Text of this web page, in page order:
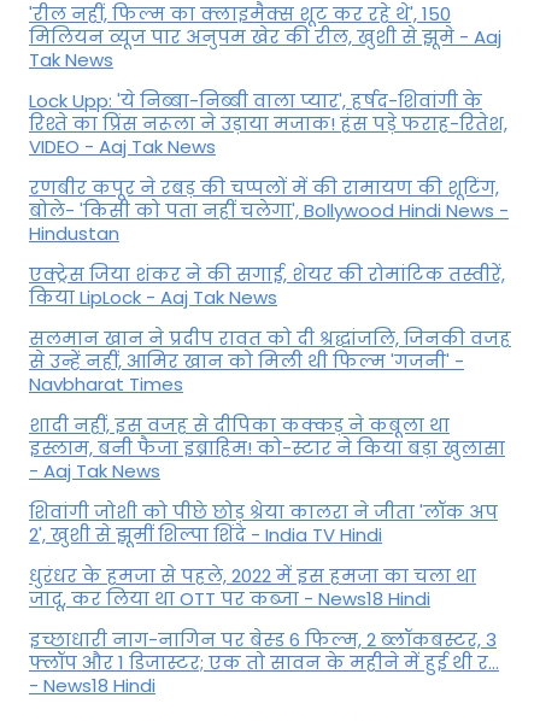
'रील नहीं, फिल्म का क्लाइमैक्स शूट कर रहे थे', 150
मिलियन व्यूज पार अनुपम खेर की रील, खुशी से झूमे - Aaj
Tak News
Lock Upp: 'ये निब्बा-निब्बी वाला प्यार', हर्षद-शिवांगी के
रिश्ते का प्रिंस नरूला ने उड़ाया मजाक! हंस पड़े फराह-रितेश,
VIDEO - Aaj Tak News
रणबीर कपूर ने रबड़ की चप्पलों में की रामायण की शूटिंग,
बोले- 'किसी को पता नहीं चलेगा', Bollywood Hindi News -
Hindustan
एक्ट्रेस जिया शंकर ने की सगाई, शेयर की रोमांटिक तस्वीरें,
किया LipLock - Aaj Tak News
सलमान खान ने प्रदीप रावत को दी श्रद्धांजलि, जिनकी वजह
से उन्हें नहीं, आमिर खान को मिली थी फिल्म 'गजनी' -
Navbharat Times
शादी नहीं, इस वजह से दीपिका कक्कड़ ने कबूला था
इस्लाम, बनी फैजा इब्राहिम! को-स्टार ने किया बड़ा खुलासा
- Aaj Tak News
शिवांगी जोशी को पीछे छोड़ श्रेया कालरा ने जीता 'लॉक अप
2', खुशी से झूमीं शिल्पा शिंदे - India TV Hindi
धुरंधर के हमजा से पहले, 2022 में इस हमजा का चला था
जादू, कर लिया था OTT पर कब्जा - News18 Hindi
इच्छाधारी नाग-नागिन पर बेस्ड 6 फिल्म, 2 ब्लॉकबस्टर, 3
फ्लॉप और 1 डिजास्टर; एक तो सावन के महीने में हुई थी र...
- News18 Hindi